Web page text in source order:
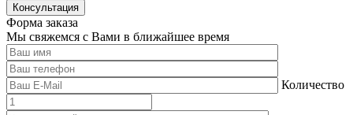
Консультация
Форма заказа
Мы свяжемся с Вами в ближайшее время
Количество